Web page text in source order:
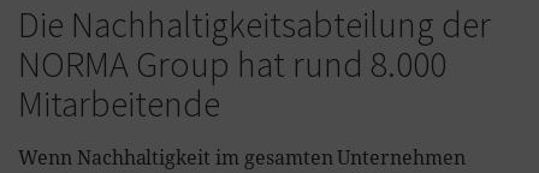
Die Nachhaltigkeitsabteilung der
NORMA Group hat rund 8.000
Mitarbeitende
Wenn Nachhaltigkeit im gesamten Unternehmen